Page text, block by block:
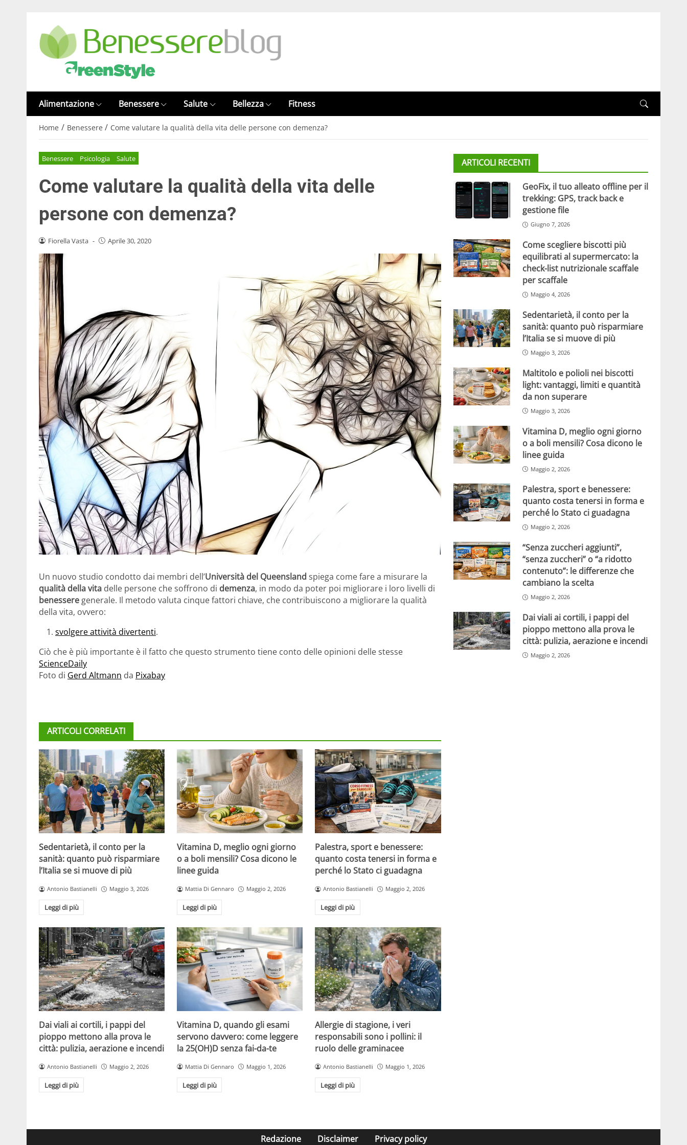
Alimentazione Benessere Salute Bellezza Fitness
Home / Benessere / Come valutare la qualità della vita delle persone con demenza?
Benessere Psicologia Salute
Come valutare la qualità della vita delle
persone con demenza?
Fiorella Vasta - Aprile 30, 2020
Un nuovo studio condotto dai membri dell’Università del Queensland spiega come fare a misurare la
qualità della vita delle persone che soffrono di demenza, in modo da poter poi migliorare i loro livelli di
benessere generale. Il metodo valuta cinque fattori chiave, che contribuiscono a migliorare la qualità
della vita, ovvero:
svolgere attività divertenti.
Ciò che è più importante è il fatto che questo strumento tiene conto delle opinioni delle stesse
ScienceDaily
Foto di Gerd Altmann da Pixabay
ARTICOLI CORRELATI
Sedentarietà, il conto per la
sanità: quanto può risparmiare
l’Italia se si muove di più
Antonio Bastianelli Maggio 3, 2026
Leggi di più
Vitamina D, meglio ogni giorno
o a boli mensili? Cosa dicono le
linee guida
Mattia Di Gennaro Maggio 2, 2026
Leggi di più
Palestra, sport e benessere:
quanto costa tenersi in forma e
perché lo Stato ci guadagna
Antonio Bastianelli Maggio 2, 2026
Leggi di più
Dai viali ai cortili, i pappi del
pioppo mettono alla prova le
città: pulizia, aerazione e incendi
Antonio Bastianelli Maggio 2, 2026
Leggi di più
Vitamina D, quando gli esami
servono davvero: come leggere
la 25(OH)D senza fai-da-te
Mattia Di Gennaro Maggio 1, 2026
Leggi di più
Allergie di stagione, i veri
responsabili sono i pollini: il
ruolo delle graminacee
Antonio Bastianelli Maggio 1, 2026
Leggi di più
ARTICOLI RECENTI
GeoFix, il tuo alleato offline per il
trekking: GPS, track back e
gestione file
Giugno 7, 2026
Come scegliere biscotti più
equilibrati al supermercato: la
check-list nutrizionale scaffale
per scaffale
Maggio 4, 2026
Sedentarietà, il conto per la
sanità: quanto può risparmiare
l’Italia se si muove di più
Maggio 3, 2026
Maltitolo e polioli nei biscotti
light: vantaggi, limiti e quantità
da non superare
Maggio 3, 2026
Vitamina D, meglio ogni giorno
o a boli mensili? Cosa dicono le
linee guida
Maggio 2, 2026
Palestra, sport e benessere:
quanto costa tenersi in forma e
perché lo Stato ci guadagna
Maggio 2, 2026
“Senza zuccheri aggiunti”,
“senza zuccheri” o “a ridotto
contenuto”: le differenze che
cambiano la scelta
Maggio 2, 2026
Dai viali ai cortili, i pappi del
pioppo mettono alla prova le
città: pulizia, aerazione e incendi
Maggio 2, 2026
Redazione Disclaimer Privacy policy